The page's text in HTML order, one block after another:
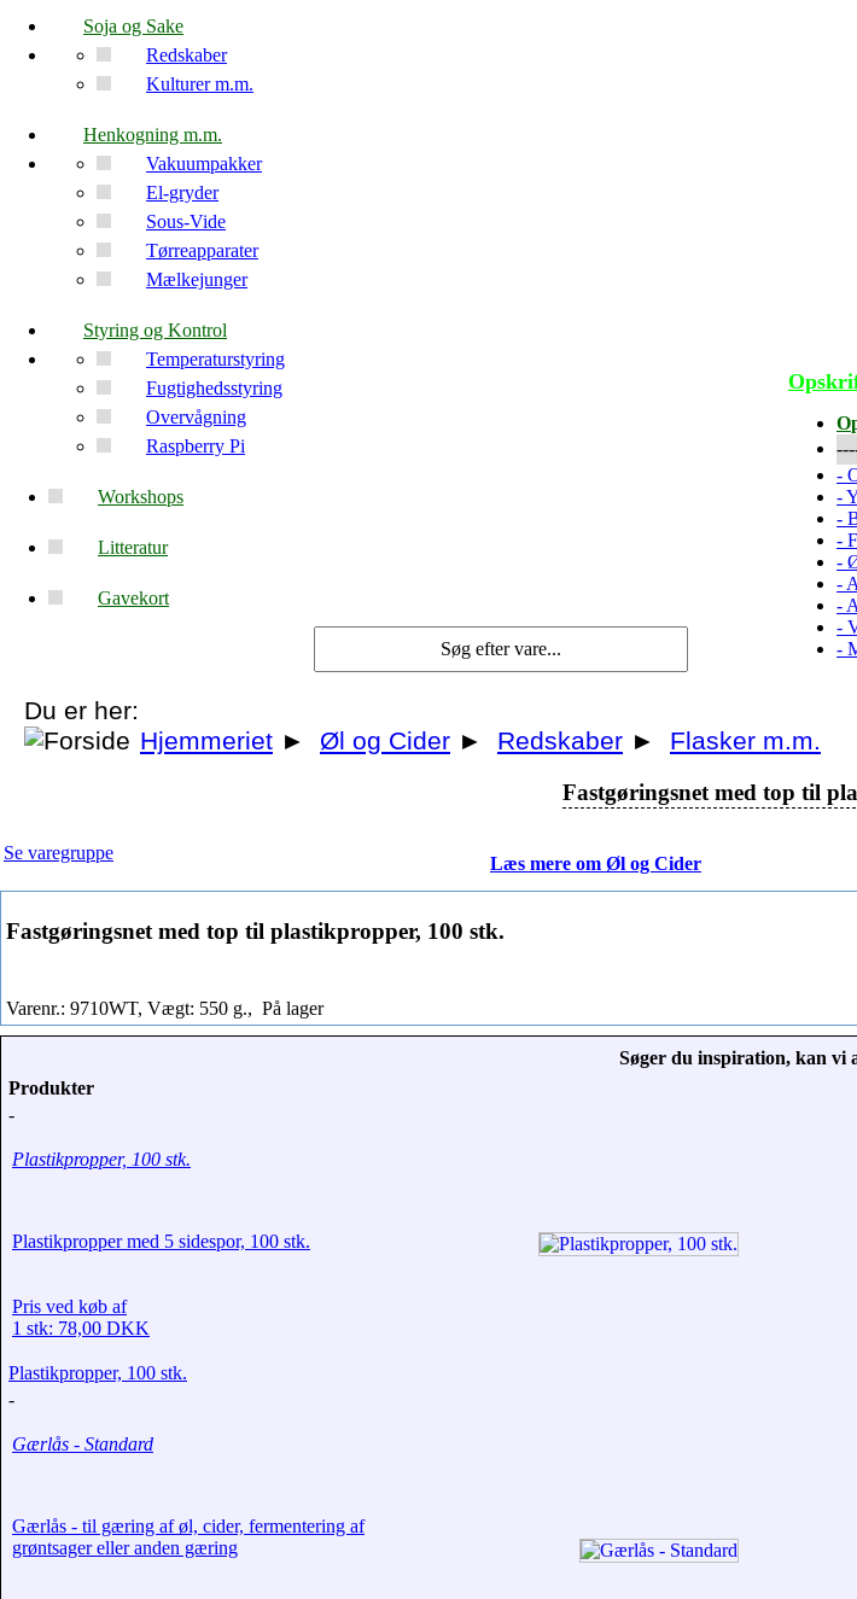
Soja og Sake
Redskaber
Kulturer m.m.
Henkogning m.m.
Vakuumpakker
El-gryder
Sous-Vide
Tørreapparater
Mælkejunger
Styring og Kontrol
Temperaturstyring
Fugtighedsstyring
Overvågning
Raspberry Pi
Workshops
Litteratur
Gavekort
-
-
-
-
-
-
-
-
-
Du er her:
Hjemmeriet ► Øl og Cider ► Redskaber ► Flasker m.m.
Fastgøringsnet med top til
Se varegruppe
Læs mere om Øl og Cider
Fastgøringsnet med top til plastikpropper, 100 stk.
Varenr.: 9710WT, Vægt: 550 g., På lager
Søger du inspiration, kan vi
Produkter
-
Plastikpropper, 100 stk.
Plastikpropper med 5 sidespor, 100 stk.
Pris ved køb af
1 stk: 78,00 DKK
Plastikpropper, 100 stk.
-
Gærlås - Standard
Gærlås - til gæring af øl, cider, fermentering af
grøntsager eller anden gæring